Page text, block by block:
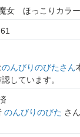
女 ほっこりカラー
のんびりのびたさん
しています。
のんびりのびた さ